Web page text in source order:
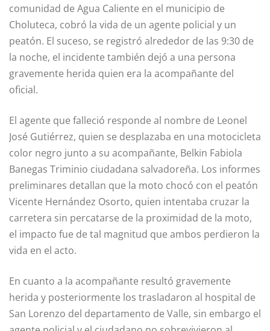
comunidad de Agua Caliente en el municipio de
Choluteca, cobró la vida de un agente policial y un
peatón. El suceso, se registró alrededor de las 9:30 de
la noche, el incidente también dejó a una persona
gravemente herida quien era la acompañante del
oficial.
El agente que falleció responde al nombre de Leonel
José Gutiérrez, quien se desplazaba en una motocicleta
color negro junto a su acompañante, Belkin Fabiola
Banegas Triminio ciudadana salvadoreña. Los informes
preliminares detallan que la moto chocó con el peatón
Vicente Hernández Osorto, quien intentaba cruzar la
carretera sin percatarse de la proximidad de la moto,
el impacto fue de tal magnitud que ambos perdieron la
vida en el acto.
En cuanto a la acompañante resultó gravemente
herida y posteriormente los trasladaron al hospital de
San Lorenzo del departamento de Valle, sin embargo el